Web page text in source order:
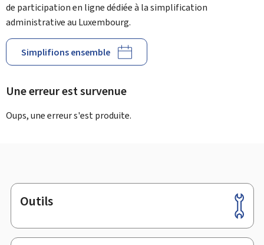
de participation en ligne dédiée à la simplification
administrative au Luxembourg.
Simplifions ensemble
Une erreur est survenue
Oups, une erreur s'est produite.
Pied
de
page
Outils